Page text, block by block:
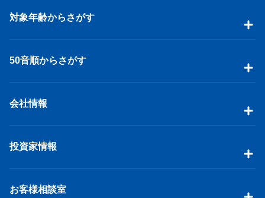
対象年齢からさがす
50音順からさがす
会社情報
投資家情報
お客様相談室